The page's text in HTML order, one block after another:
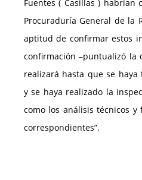
Fuentes ( Casillas ) habrían
Procuraduría General de la
aptitud de confirmar estos
confirmación –puntualizó la
realizará hasta que se haya
y se haya realizado la
como los análisis técnicos y
correspondientes”.